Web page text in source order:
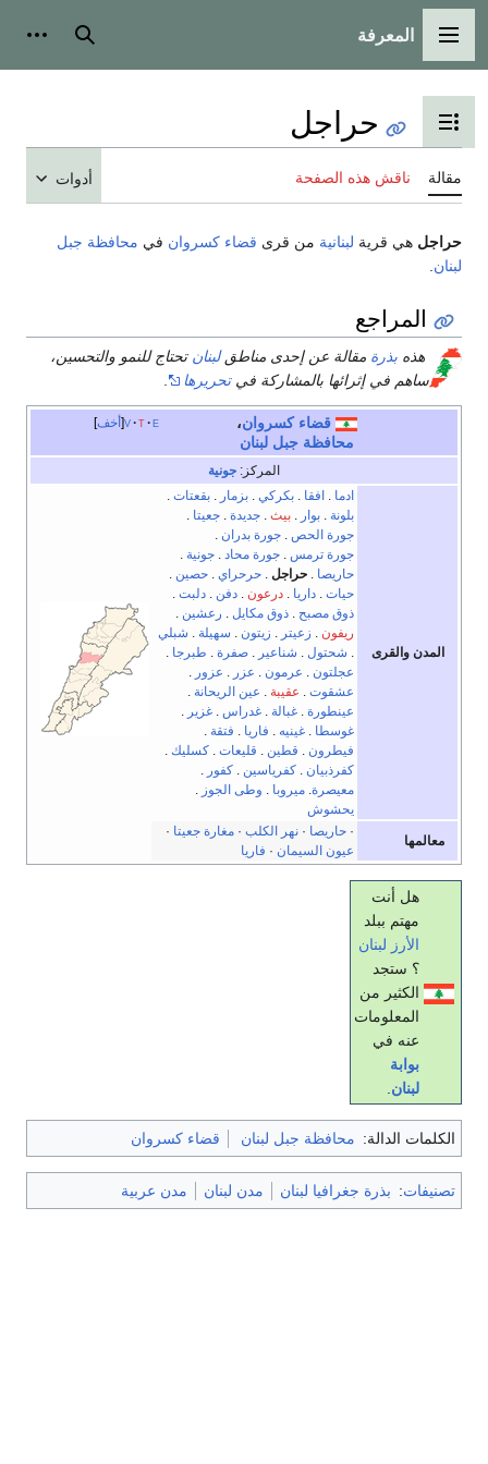
القائمة الرئيسية
المعرفة بحث
تبديل عرض جدول المحتويات
حراجل
مقالة ناقش هذه الصفحة أدوات
حراجل هي قرية لبنانية من قرى قضاء كسروان في محافظة جبل
لبنان
المراجع
هذه بذرة مقالة عن إحدى مناطقلبنان تحتاج للنمو والتحسين،
ساهم في إثرائها بالمشاركة فيتحريرها
أخف v t e قضاء كسروان،
محافظة جبل لبنان
المركز: جونية
المدن والقرى
ادما . افقا .بكركي .بزمار .بقعتات .
بلونة .بوار .بيث .جديدة .جعيتا .
جورة الحص .جورة بدران .
جورة ترمس .جورة محاد .جونية .
حاريصا .حراجل .حرحراي .حصين .
حيات .داريا .درعون .دفن .دلبت .
ذوق مصبح .ذوق مكايل . رعشين .
ريفون . زعيتر . زيتون . سهيلة . شبلي
. شحتول . شناعير .صفرة . طبرجا .
عجلتون . عرمون . عزر . عزور .
عشقوت . عقيبة . عين الريحانة .
عينطورة .غبالة .غدراس .غزير .
غوسطا .غينيه . فاريا . فتقة .
فيطرون . قطين . قليعات .كسليك .
كفرذبيان .كفرياسين .كفور .
معيصرة.ميروبا . وطى الجوز .
يحشوش
معالمها
·حاريصا ·نهر الكلب ·مغارة جعيتا ·
عيون السيمان · فاريا
هل أنت
مهتم ببلد
الأرز لبنان
؟ ستجد
الكثير من
المعلومات
عنه في
بوابة
لبنان
الكلمات الدالة: محافظة جبل لبنان قضاء كسروان
تصنيفات: بذرة جغرافيا لبنان مدن لبنان مدن عربية